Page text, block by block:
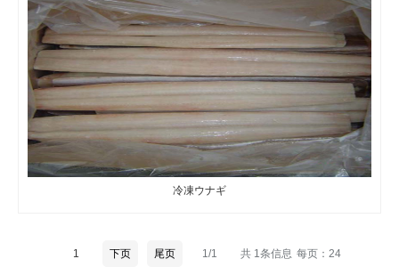
冷凍ウナギ
1 下页 尾页 1/1 每页：24
共 1条信息